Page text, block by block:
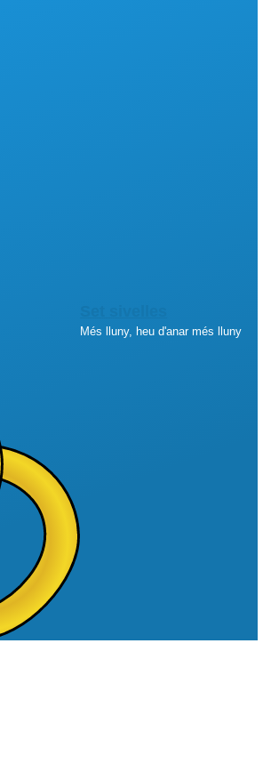
Més lluny, heu d'anar més lluny